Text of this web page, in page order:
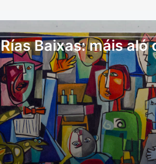
Rías Baixas: máis aló